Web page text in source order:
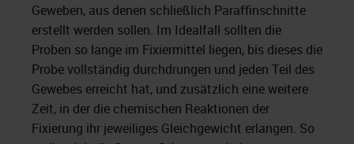
Geweben, aus denen schließlich Paraffinschnitte
erstellt werden sollen. Im Idealfall sollten die
Proben so lange im Fixiermittel liegen, bis dieses die
Probe vollständig durchdrungen und jeden Teil des
Gewebes erreicht hat, und zusätzlich eine weitere
Zeit, in der die chemischen Reaktionen der
Fixierung ihr jeweiliges Gleichgewicht erlangen. So